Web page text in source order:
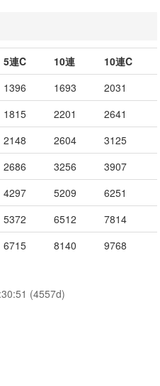
5連C 10連
10連C
1396 1693
2031
1815 2201
2641
2148 2604
3125
2686 3256
3907
4297 5209
6251
5372 6512
7814
6715 8140 9768
(4557d)